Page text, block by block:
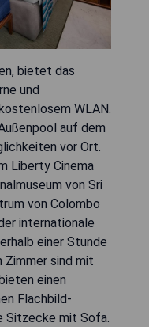
bietet das
und
WLAN.
auf dem
vor Ort.
Liberty Cinema
von Sri
von Colombo
internationale
einer Stunde
Zimmer sind mit
einen
Flachbild-
Sitzecke mit Sofa.